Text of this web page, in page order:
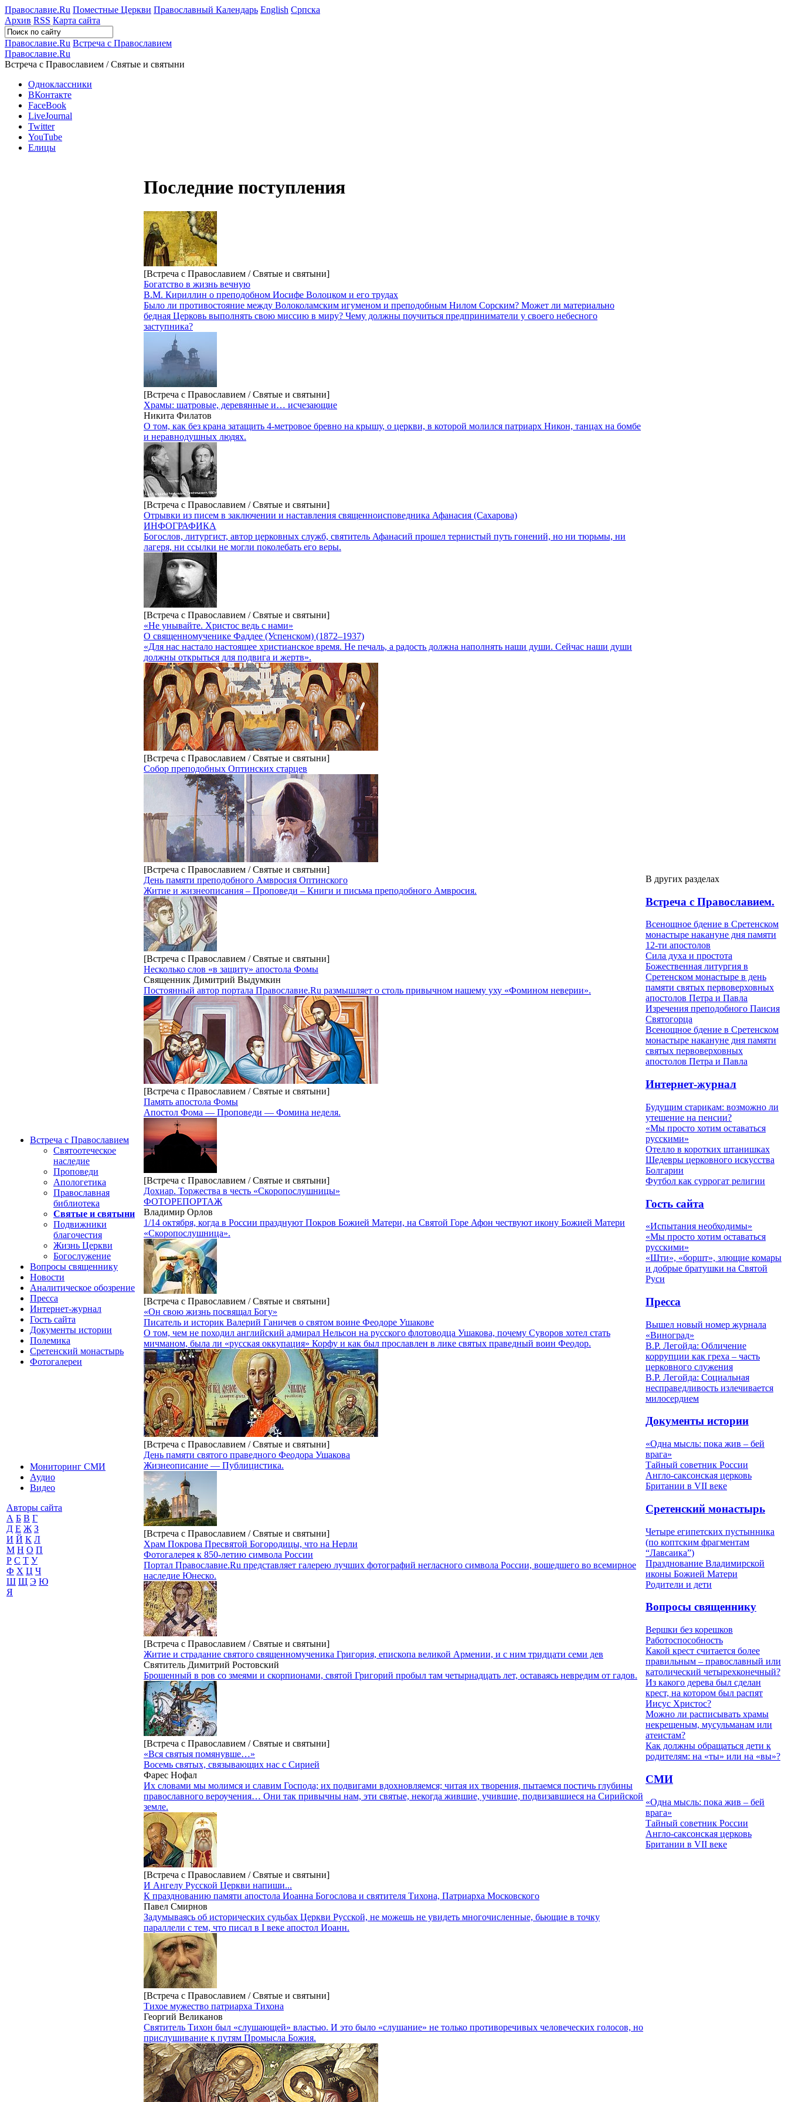
Православие.Ru Поместные Церкви Православный Календарь English Српска
Архив RSS Карта сайта
Православие.Ru Встреча с Православием
Православие.Ru
Встреча с Православием / Святые и святыни
Одноклассники
ВКонтакте
FaceBook
LiveJournal
Twitter
YouTube
Елицы
Встреча с Православием
Святоотеческое
наследие
Проповеди
Апологетика
Православная
библиотека
Святые и святыни
Подвижники
благочестия
Жизнь Церкви
Богослужение
Вопросы священнику
Новости
Аналитическое обозрение
Пресса
Интернет-журнал
Гость сайта
Документы истории
Полемика
Сретенский монастырь
Фотогалереи
Мониторинг СМИ
Аудио
Видео
Авторы сайта
А Б В Г
Д Е Ж З
И Й К Л
М Н О П
Р С Т У
Ф Х Ц Ч
Ш Щ Э Ю
Я
Последние поступления
[Встреча с Православием / Святые и святыни]
Богатство в жизнь вечную
В.М. Кириллин о преподобном Иосифе Волоцком и его трудах
Было ли противостояние между Волоколамским игуменом и преподобным Нилом Сорским? Может ли материально
бедная Церковь выполнять свою миссию в миру? Чему должны поучиться предприниматели у своего небесного
заступника?
[Встреча с Православием / Святые и святыни]
Храмы: шатровые, деревянные и… исчезающие
Никита Филатов
О том, как без крана затащить 4-метровое бревно на крышу, о церкви, в которой молился патриарх Никон, танцах на бомбе
и неравнодушных людях.
[Встреча с Православием / Святые и святыни]
Отрывки из писем в заключении и наставления священноисповедника Афанасия (Сахарова)
ИНФОГРАФИКА
Богослов, литургист, автор церковных служб, святитель Афанасий прошел тернистый путь гонений, но ни тюрьмы, ни
лагеря, ни ссылки не могли поколебать его веры.
[Встреча с Православием / Святые и святыни]
«Не унывайте. Христос ведь с нами»
О священномученике Фаддее (Успенском) (1872–1937)
«Для нас настало настоящее христианское время. Не печаль, а радость должна наполнять наши души. Сейчас наши души
должны открыться для подвига и жертв».
[Встреча с Православием / Святые и святыни]
Собор преподобных Оптинских старцев
[Встреча с Православием / Святые и святыни]
День памяти преподобного Амвросия Оптинского
Житие и жизнеописания – Проповеди – Книги и письма преподобного Амвросия.
[Встреча с Православием / Святые и святыни]
Несколько слов «в защиту» апостола Фомы
Священник Димитрий Выдумкин
Постоянный автор портала Православие.Ru размышляет о столь привычном нашему уху «Фомином неверии».
[Встреча с Православием / Святые и святыни]
Память апостола Фомы
Апостол Фома — Проповеди — Фомина неделя.
[Встреча с Православием / Святые и святыни]
Дохиар. Торжества в честь «Скоропослушницы»
ФОТОРЕПОРТАЖ
Владимир Орлов
1/14 октября, когда в России празднуют Покров Божией Матери, на Святой Горе Афон чествуют икону Божией Матери
«Скоропослушница».
[Встреча с Православием / Святые и святыни]
«Он свою жизнь посвящал Богу»
Писатель и историк Валерий Ганичев о святом воине Феодоре Ушакове
О том, чем не походил английский адмирал Нельсон на русского флотоводца Ушакова, почему Суворов хотел стать
мичманом, была ли «русская оккупация» Корфу и как был прославлен в лике святых праведный воин Феодор.
[Встреча с Православием / Святые и святыни]
День памяти святого праведного Феодора Ушакова
Жизнеописание — Публицистика.
[Встреча с Православием / Святые и святыни]
Храм Покрова Пресвятой Богородицы, что на Нерли
Фотогалерея к 850-летию символа России
Портал Православие.Ru представляет галерею лучших фотографий негласного символа России, вошедшего во всемирное
наследие Юнеско.
[Встреча с Православием / Святые и святыни]
Житие и страдание святого священномученика Григория, епископа великой Армении, и с ним тридцати семи дев
Святитель Димитрий Ростовский
Брошенный в ров со змеями и скорпионами, святой Григорий пробыл там четырнадцать лет, оставаясь невредим от гадов.
[Встреча с Православием / Святые и святыни]
«Вся святыя помянувше…»
Восемь святых, связывающих нас с Сирией
Фарес Нофал
Их словами мы молимся и славим Господа; их подвигами вдохновляемся; читая их творения, пытаемся постичь глубины
православного вероучения… Они так привычны нам, эти святые, некогда жившие, учившие, подвизавшиеся на Сирийской
земле.
[Встреча с Православием / Святые и святыни]
И Ангелу Русской Церкви напиши...
К празднованию памяти апостола Иоанна Богослова и святителя Тихона, Патриарха Московского
Павел Смирнов
Задумываясь об исторических судьбах Церкви Русской, не можешь не увидеть многочисленные, бьющие в точку
параллели с тем, что писал в I веке апостол Иоанн.
[Встреча с Православием / Святые и святыни]
Тихое мужество патриарха Тихона
Георгий Великанов
Святитель Тихон был «слушающей» властью. И это было «слушание» не только противоречивых человеческих голосов, но
прислушивание к путям Промысла Божия.
В других разделах
Встреча с Православием.
Всенощное бдение в Сретенском
монастыре накануне дня памяти
12-ти апостолов
Сила духа и простота
Божественная литургия в
Сретенском монастыре в день
памяти святых первоверховных
апостолов Петра и Павла
Изречения преподобного Паисия
Святогорца
Всенощное бдение в Сретенском
монастыре накануне дня памяти
святых первоверховных
апостолов Петра и Павла
Интернет-журнал
Будущим старикам: возможно ли
утешение на пенсии?
«Мы просто хотим оставаться
русскими»
Отелло в коротких штанишках
Шедевры церковного искусства
Болгарии
Футбол как суррогат религии
Гость сайта
«Испытания необходимы»
«Мы просто хотим оставаться
русскими»
«Шти», «боршт», злющие комары
и добрые братушки на Святой
Руси
Пресса
Вышел новый номер журнала
«Виноград»
В.Р. Легойда: Обличение
коррупции как греха – часть
церковного служения
В.Р. Легойда: Социальная
несправедливость излечивается
милосердием
Документы истории
«Одна мысль: пока жив – бей
врага»
Тайный советник России
Англо-саксонская церковь
Британии в VII веке
Сретенский монастырь
Четыре египетских пустынника
(по коптским фрагментам
“Лавсаика”)
Празднование Владимирской
иконы Божией Матери
Родители и дети
Вопросы священнику
Вершки без корешков
Работоспособность
Какой крест считается более
правильным – православный или
католический четырехконечный?
Из какого дерева был сделан
крест, на котором был распят
Иисус Христос?
Можно ли расписывать храмы
некрещеным, мусульманам или
атеистам?
Как должны обращаться дети к
родителям: на «ты» или на «вы»?
СМИ
«Одна мысль: пока жив – бей
врага»
Тайный советник России
Англо-саксонская церковь
Британии в VII веке